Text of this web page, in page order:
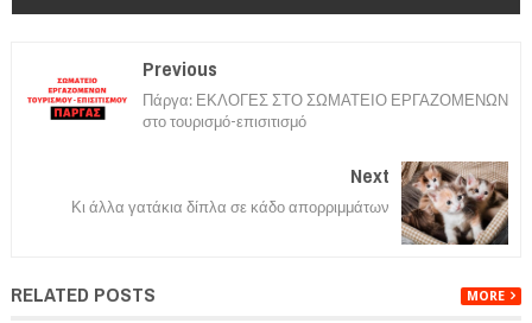
Previous
Πάργα: ΕΚΛΟΓΕΣ ΣΤΟ ΣΩΜΑΤΕΙΟ ΕΡΓΑΖΟΜΕΝΩΝ
στο τουρισμό-επισιτισμό
Next
Κι άλλα γατάκια δίπλα σε κάδο απορριμμάτων
RELATED POSTS MORE